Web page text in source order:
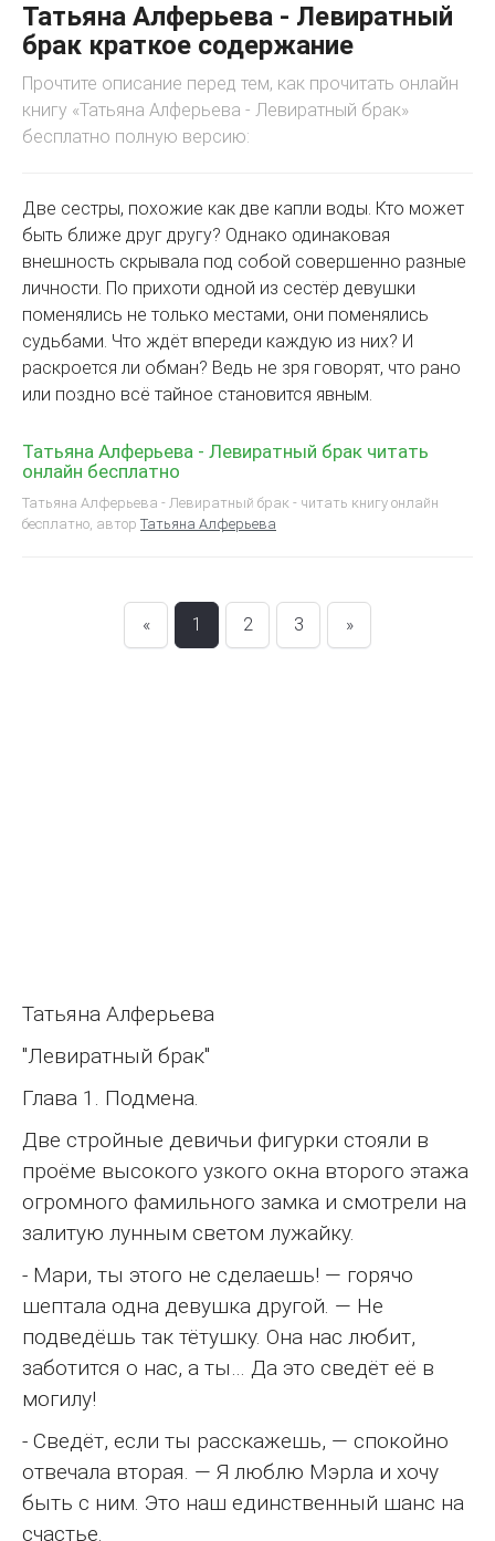
Татьяна Алферьева - Левиратный
брак краткое содержание
Прочтите описание перед тем, как прочитать онлайн
книгу «Татьяна Алферьева - Левиратный брак»
бесплатно полную версию:
Две сестры, похожие как две капли воды. Кто может
быть ближе друг другу? Однако одинаковая
внешность скрывала под собой совершенно разные
личности. По прихоти одной из сестёр девушки
поменялись не только местами, они поменялись
судьбами. Что ждёт впереди каждую из них? И
раскроется ли обман? Ведь не зря говорят, что рано
или поздно всё тайное становится явным.
Татьяна Алферьева - Левиратный брак читать
онлайн бесплатно
Татьяна Алферьева - Левиратный брак - читать книгу онлайн
бесплатно, автор Татьяна Алферьева
« 1 2 3 »
Татьяна Алферьева
"Левиратный брак"
Глава 1. Подмена.
Две стройные девичьи фигурки стояли в
проёме высокого узкого окна второго этажа
огромного фамильного замка и смотрели на
залитую лунным светом лужайку.
- Мари, ты этого не сделаешь! — горячо
шептала одна девушка другой. — Не
подведёшь так тётушку. Она нас любит,
заботится о нас, а ты… Да это сведёт её в
могилу!
- Сведёт, если ты расскажешь, — спокойно
отвечала вторая. — Я люблю Мэрла и хочу
быть с ним. Это наш единственный шанс на
счастье.